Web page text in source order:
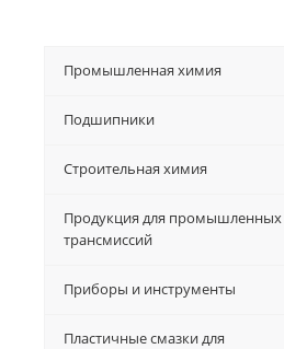
Промышленная химия
Подшипники
Строительная химия
Продукция для промышленных
трансмиссий
Приборы и инструменты
Пластичные смазки для